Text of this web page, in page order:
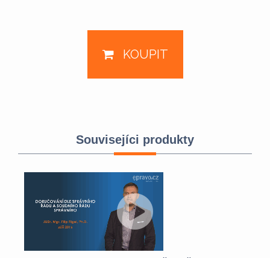
KOUPIT
Souvisejíci produkty